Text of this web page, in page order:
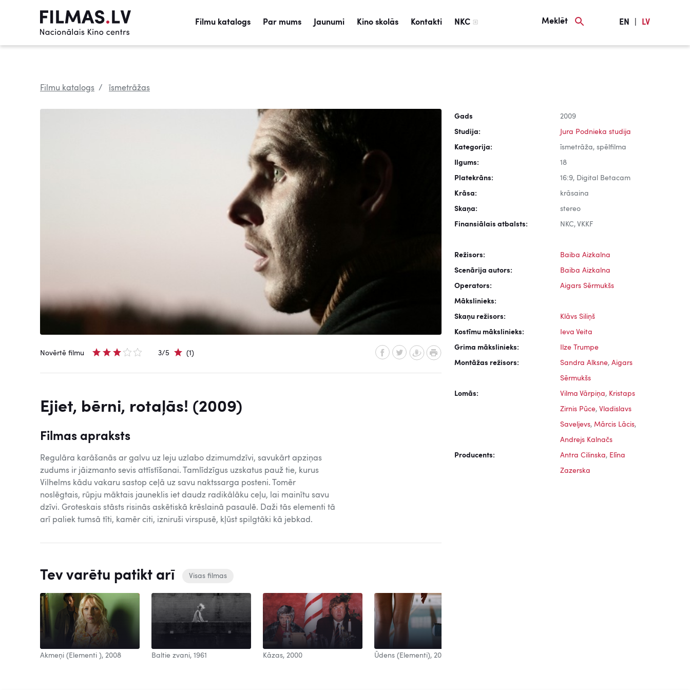
Filmu katalogs Par mums Jaunumi Kino skolās Kontakti NKC Meklēt EN LV
Filmu katalogs īsmetrāžas
Novērtē filmu 3/5 (1)
Ejiet, bērni, rotaļās! (2009)
Filmas apraksts
Regulāra karāšanās ar galvu uz leju uzlabo dzimumdzīvi, savukārt apziņas
zudums ir jāizmanto sevis attīstīšanai. Tamlīdzīgus uzskatus pauž tie, kurus
Vilhelms kādu vakaru sastop ceļā uz savu naktssarga posteni. Tomēr
noslēgtais, rūpju māktais jauneklis iet daudz radikālāku ceļu, lai mainītu savu
dzīvi. Groteskais stāsts risinās askētiskā krēslainā pasaulē. Daži tās elementi tā
arī paliek tumsā tīti, kamēr citi, izniruši virspusē, kļūst spilgtāki kā jebkad.
Tev varētu patikt arī Visas filmas
Akmeņi (Elementi ), 2008 Baltie zvani, 1961 Kāzas, 2000 Ūdens (Elementi), 2006
Gads 2009
Studija: Jura Podnieka studija
Kategorija: īsmetrāža, spēlfilma
Ilgums: 18
Platekrāns: 16:9, Digital Betacam
Krāsa: krāsaina
Skaņa: stereo
Finansiālais atbalsts: NKC, VKKF
Režisors: Baiba Aizkalna
Scenārija autors: Baiba Aizkalna
Operators: Aigars Sērmukšs
Mākslinieks:
Skaņu režisors: Klāvs Siliņš
Kostīmu mākslinieks: Ieva Veita
Grima mākslinieks: Ilze Trumpe
Montāžas režisors: Sandra Alksne, Aigars
Sērmukšs
Lomās: Vilma Vārpiņa, Kristaps
Zirnis Pūce, Vladislavs
Saveljevs, Mārcis Lācis,
Andrejs Kalnačs
Producents: Antra Cilinska, Elīna
Zazerska